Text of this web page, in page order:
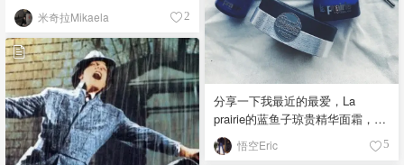
米奇拉Mikaela 2
分享一下我最近的最爱，La
prairie的蓝鱼子琼贵精华面霜，新
升级后的版本，效果比以往更加
惊艳，吸收度也提高了好几个层
悟空Eric 5